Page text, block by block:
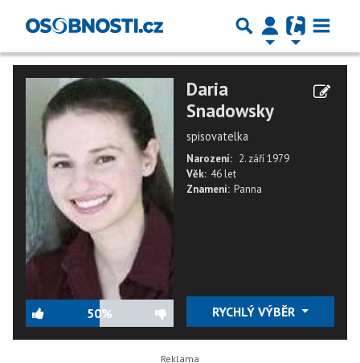
50%
Daria
Snadowsky
spisovatelka
Narození: 2. září 1979
Věk: 46 let
Znamení: Panna
RYCHLÝ VÝBĚR